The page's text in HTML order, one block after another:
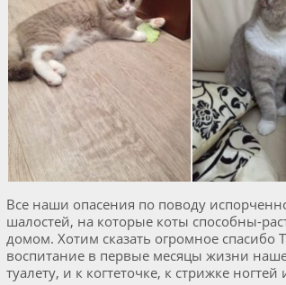
Все наши опасения по поводу
шалостей, на которые коты способны-
домом. Хотим сказать огромное спасибо
воспитание в первые месяцы жизни
туалету, и к когтеточке, к стрижке